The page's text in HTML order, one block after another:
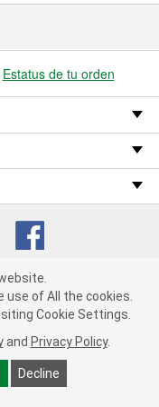
"Accept", you consent
Cookie Settings.
and Privacy Policy.
Decline
Estatus de tu orden
(3) cv1361
las cadenas de suministro
use of All the cookies.
Cookie Settings.
and Privacy Policy.
Decline